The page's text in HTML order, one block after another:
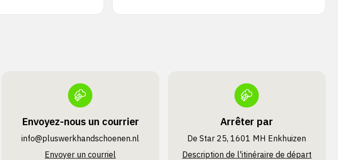
Envoyez-nous un courrier
info@pluswerk­handschoenen.nl
Envoyer un courriel
Arrêter par
De Star 25, 1601 MH Enkhuizen
Description de l'itinéraire de départ